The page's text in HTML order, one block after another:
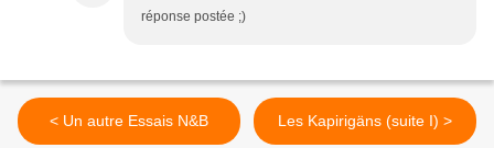
réponse postée ;)
< Un autre Essais N&B Les Kapirigäns (suite I) >